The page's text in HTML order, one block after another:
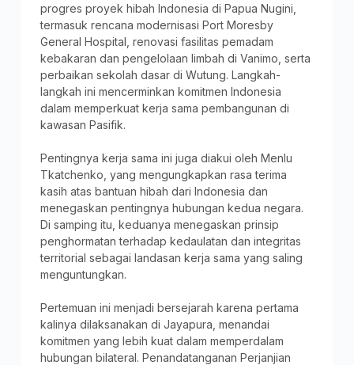
progres proyek hibah Indonesia di Papua Nugini,
termasuk rencana modernisasi Port Moresby
General Hospital, renovasi fasilitas pemadam
kebakaran dan pengelolaan limbah di Vanimo, serta
perbaikan sekolah dasar di Wutung. Langkah-
langkah ini mencerminkan komitmen Indonesia
dalam memperkuat kerja sama pembangunan di
kawasan Pasifik.
Pentingnya kerja sama ini juga diakui oleh Menlu
Tkatchenko, yang mengungkapkan rasa terima
kasih atas bantuan hibah dari Indonesia dan
menegaskan pentingnya hubungan kedua negara.
Di samping itu, keduanya menegaskan prinsip
penghormatan terhadap kedaulatan dan integritas
territorial sebagai landasan kerja sama yang saling
menguntungkan.
Pertemuan ini menjadi bersejarah karena pertama
kalinya dilaksanakan di Jayapura, menandai
komitmen yang lebih kuat dalam memperdalam
hubungan bilateral. Penandatanganan Perjanjian